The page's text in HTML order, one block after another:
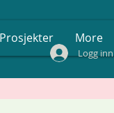
Prosjekter More
Logg inn